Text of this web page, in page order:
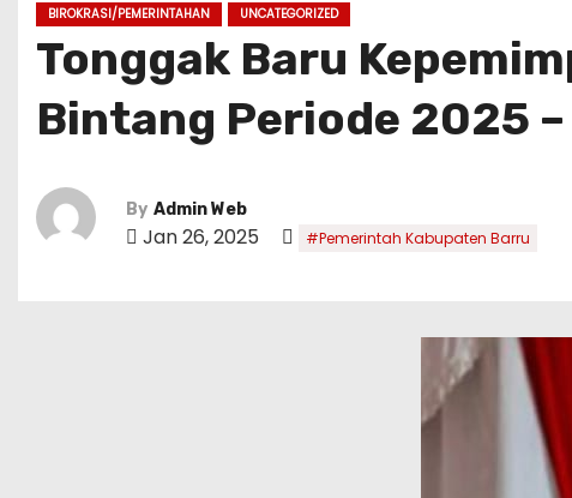
BIROKRASI/PEMERINTAHAN UNCATEGORIZED
Tonggak Baru
Bintang Periode 2025
By Admin Web
Jan 26, 2025 #Pemerintah Kabupaten Barru